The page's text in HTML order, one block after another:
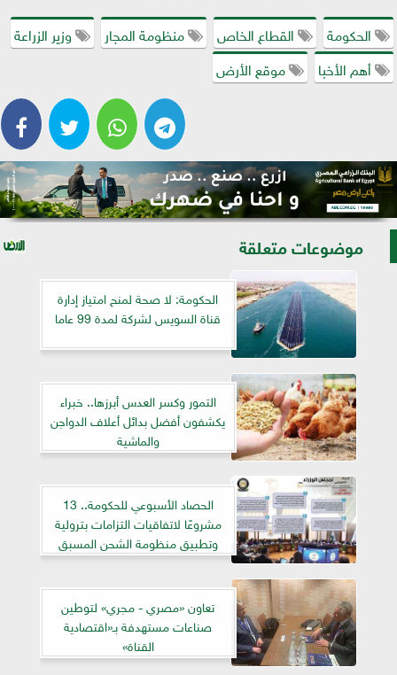
الحكومة
القطاع الخاص منظومة المجار
وزير الزراعة
أهم الأخبا
موقع الأرض
موضوعات متعلقة
الحكومة: لا صحة لمنح امتياز إدارة
قناة السويس لشركة لمدة 99 عاما
التمور وكسر العدس أبرزها.. خبراء
يكشفون أفضل بدائل أعلاف الدواجن
والماشية
الحصاد الأسبوعي للحكومة.. 13
مشروعًا لاتفاقيات التزامات بترولية
وتطبيق منظومة الشحن المسبق
تعاون «مصري - مجري» لتوطين
صناعات مستهدفة بـ«اقتصادية
القناة»